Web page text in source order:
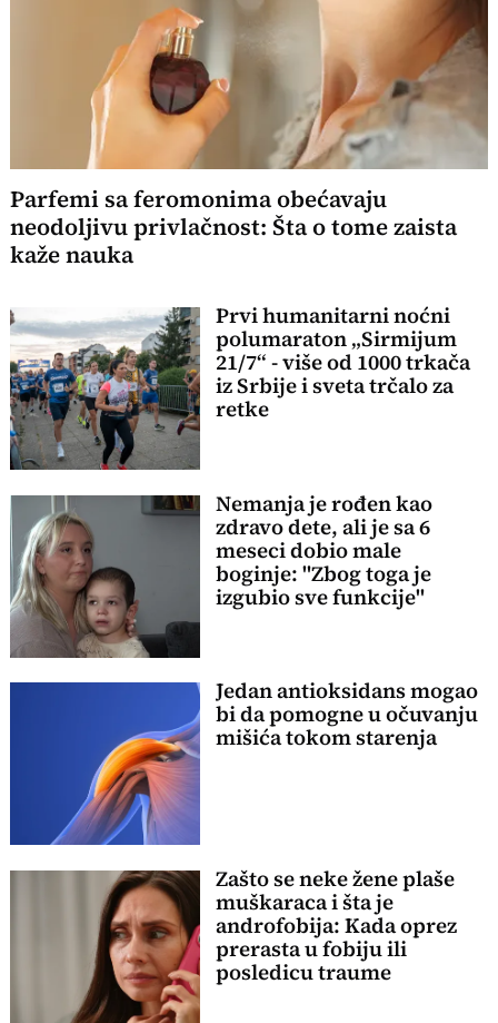
Parfemi sa feromonima obećavaju
neodoljivu privlačnost: Šta o tome zaista
kaže nauka
Prvi humanitarni noćni
polumaraton „Sirmijum
21/7“ - više od 1000 trkača
iz Srbije i sveta trčalo za
retke
Nemanja je rođen kao
zdravo dete, ali je sa 6
meseci dobio male
boginje: "Zbog toga je
izgubio sve funkcije"
Jedan antioksidans mogao
bi da pomogne u očuvanju
mišića tokom starenja
Zašto se neke žene plaše
muškaraca i šta je
androfobija: Kada oprez
prerasta u fobiju ili
posledicu traume